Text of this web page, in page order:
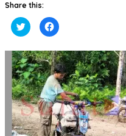
Share this:
Klik
untuk
berbagi
Twitter(Membuka
di
jendela
yang
baru)
Klik
untuk
Facebook(Membuka
di
jendela
yang
baru)